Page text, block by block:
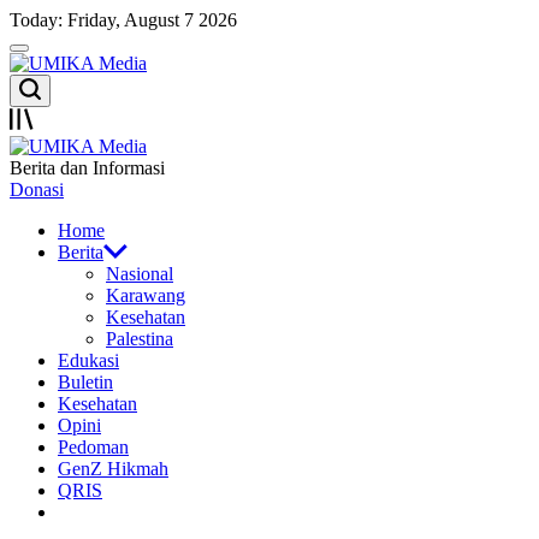
Skip
to
content
Today: Friday, August 7 2026
Menu
UMIKA
Media
Search
Offcanvas
UMIKA
Media
Berita dan Informasi
Donasi
Home
Berita
Nasional
Karawang
Kesehatan
Palestina
Edukasi
Buletin
Kesehatan
Opini
Pedoman
GenZ Hikmah
QRIS